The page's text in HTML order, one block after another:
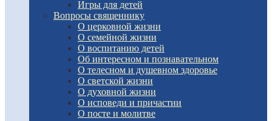
Игры для детей
Вопросы священнику
О церковной жизни
О семейной жизни
О воспитанию детей
Об интересном и познавательном
О телесном и душевном здоровье
О светской жизни
О духовной жизни
О исповеди и причастии
О посте и молитве